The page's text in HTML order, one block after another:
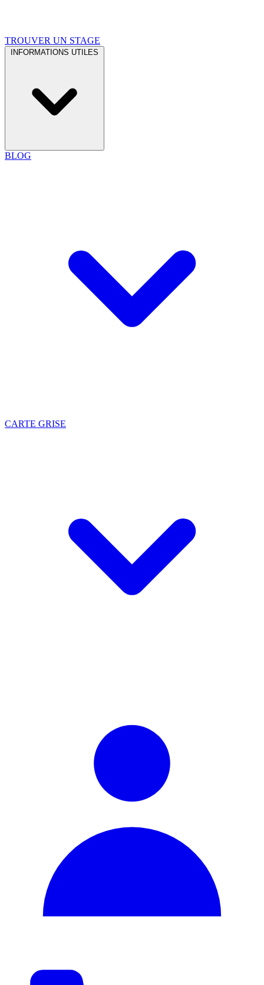
TROUVER UN STAGE
INFORMATIONS UTILES
BLOG
CARTE GRISE